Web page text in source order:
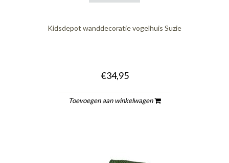
Kidsdepot wanddecoratie vogelhuis Suzie
€34,95
Toevoegen aan winkelwagen